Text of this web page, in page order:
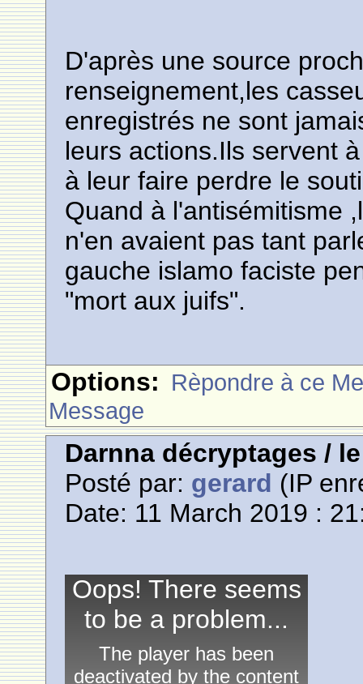
D'après une source
renseignement,les
enregistrés ne sont
leurs actions.Ils servent
à leur faire perdre le
Quand à l'antisémitisme
n'en avaient pas tant
gauche islamo faciste
"mort aux juifs".
Options: Rèpondre à ce
Message
Darnna décryptages /
Posté par: gerard (IP
Date: 11 March 2019 :